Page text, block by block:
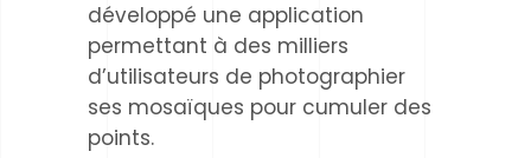
développé une application
permettant à des milliers
d’utilisateurs de photographier
ses mosaïques pour cumuler des
points.